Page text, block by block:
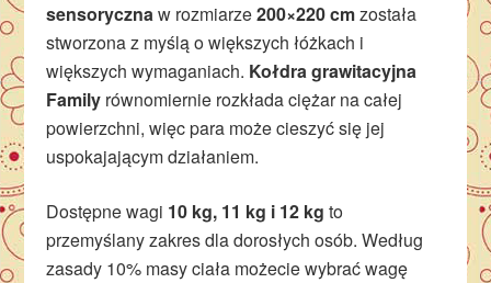
sensorycznaw rozmiarze200×220 cmzostała
stworzona z myślą o większych łóżkach i
większych wymaganiach. Kołdra grawitacyjna
Family równomiernie rozkłada ciężar na całej
powierzchni, więc para może cieszyć się jej
uspokajającym działaniem.
Dostępne wagi 10 kg, 11 kg i 12 kg to
przemyślany zakres dla dorosłych osób. Według
zasady 10% masy ciała możecie wybrać wagę